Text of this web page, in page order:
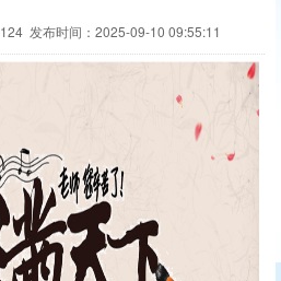
124发布时间：2025-09-10 09:55:11